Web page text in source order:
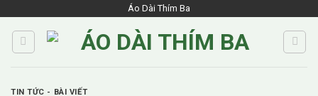
content
Áo Dài Thím Ba
TIN TỨC - BÀI VIẾT